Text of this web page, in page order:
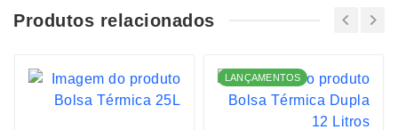
Produtos relacionados
LANÇAMENTOS